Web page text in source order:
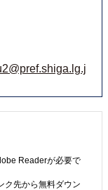
Readerが必要で
ク先から無料ダウン